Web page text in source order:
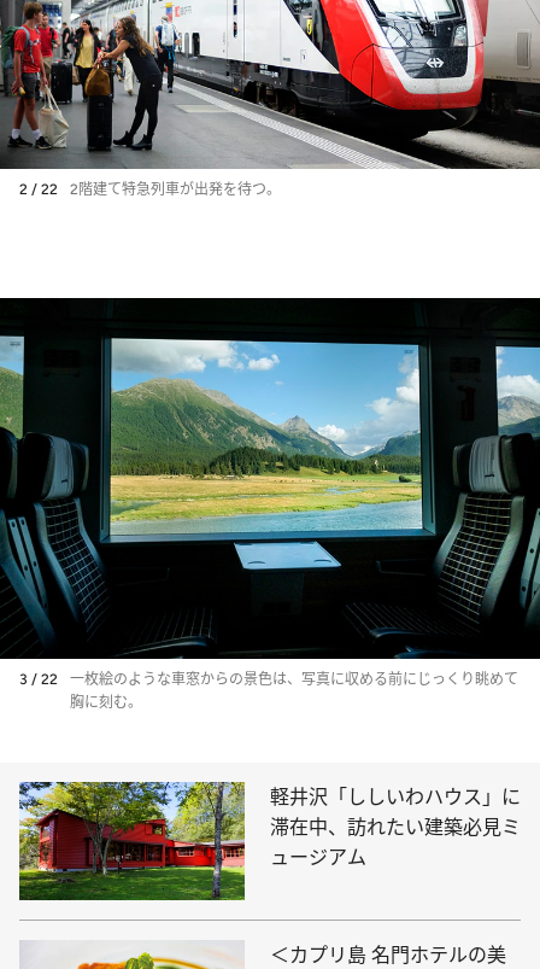
2 / 22 2階建て特急列車が出発を待つ。
3 / 22
一枚絵のような車窓からの景色は、写真に収める前にじっくり眺めて
胸に刻む。
軽井沢「ししいわハウス」に
滞在中、訪れたい建築必見ミ
ュージアム
＜カプリ島 名門ホテルの美